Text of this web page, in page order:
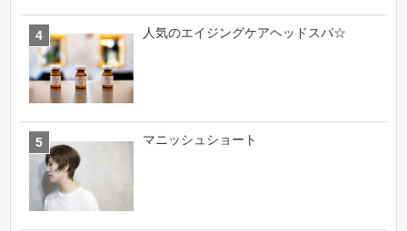
人気のエイジングケアヘッドスパ☆
マニッシュショート